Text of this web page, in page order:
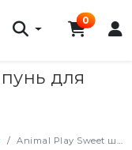
0
для
ароматом
Animal Play Sweet шампунь для собак и кошек витаминизированный, с ароматом Вишневый пай - 300 мл